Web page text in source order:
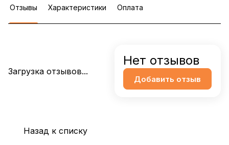
Отзывы Характеристики Оплата
Загрузка отзывов...
Нет отзывов
Добавить отзыв
Назад к списку